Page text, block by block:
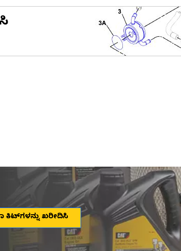
ಕಿಟ್‌ಗಳನ್ನು ಖರೀದಿಸಿ